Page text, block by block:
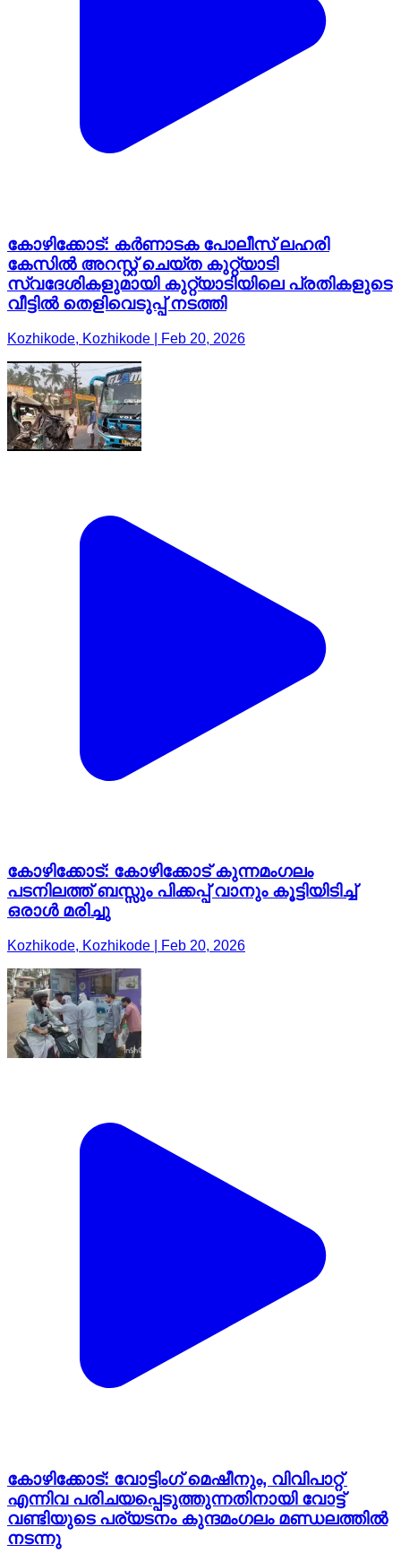
കോഴിക്കോട്: കർണാടക പോലീസ് ലഹരി
കേസിൽ അറസ്റ്റ് ചെയ്ത കുറ്റ്യാടി
സ്വദേശികളുമായി കുറ്റ്യാടിയിലെ പ്രതികളുടെ
വീട്ടിൽ തെളിവെടുപ്പ് നടത്തി
Kozhikode, Kozhikode | Feb 20, 2026
കോഴിക്കോട്: കോഴിക്കോട് കുന്നമംഗലം
പടനിലത്ത് ബസ്സും പിക്കപ്പ് വാനും കൂട്ടിയിടിച്ച്
ഒരാൾ മരിച്ചു
Kozhikode, Kozhikode | Feb 20, 2026
കോഴിക്കോട്: വോട്ടിംഗ് മെഷീനും, വിവിപാറ്റ്
എന്നിവ പരിചയപ്പെടുത്തുന്നതിനായി വോട്ട്
വണ്ടിയുടെ പര്യടനം കുന്ദമംഗലം മണ്ഡലത്തിൽ
നടന്നു